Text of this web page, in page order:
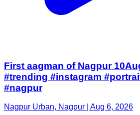
First aagman of Nagpur
#trending #instagram
#nagpur
Nagpur Urban, Nagpur | Aug 6, 2026